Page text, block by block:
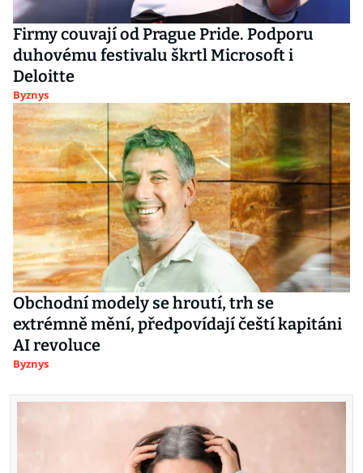
Firmy couvají od Prague Pride. Podporu
duhovému festivalu škrtl Microsoft i
Deloitte
Byznys
Obchodní modely se hroutí, trh se
extrémně mění, předpovídají čeští kapitáni
AI revoluce
Byznys